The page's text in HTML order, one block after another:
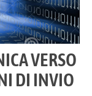
VERSO
DI INVIO